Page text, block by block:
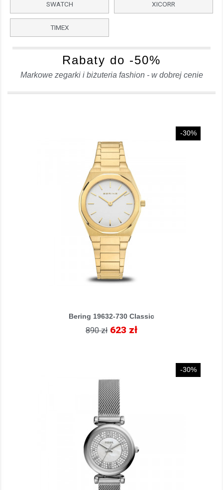
SWATCH
TIMEX
XICORR
Rabaty do -50%
Markowe zegarki i biżuteria fashion - w dobrej cenie
-30%
Bering 19632-730 Classic
890 zł 623 zł
-30%